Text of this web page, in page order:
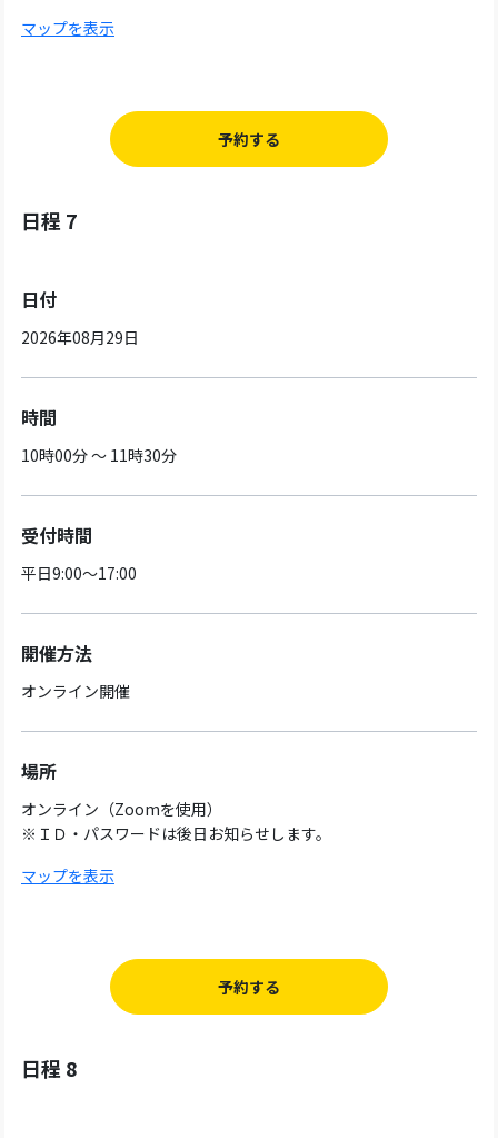
マップを表示
予約する
日程 7
日付
2026年08月29日
時間
10時00分 ～ 11時30分
受付時間
平日9:00～17:00
開催方法
オンライン開催
場所
オンライン（Zoomを使用）
※ＩＤ・パスワードは後日お知らせします。
マップを表示
予約する
日程 8